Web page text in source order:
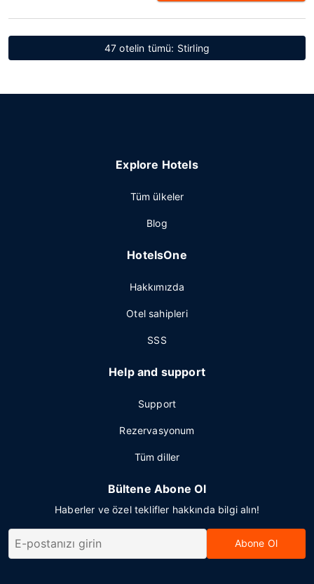
47 otelin tümü: Stirling
Explore Hotels
Tüm ülkeler
Blog
HotelsOne
Hakkımızda
Otel sahipleri
SSS
Help and support
Support
Rezervasyonum
Tüm diller
Bültene Abone Ol
Haberler ve özel teklifler hakkında bilgi alın!
Abone Ol